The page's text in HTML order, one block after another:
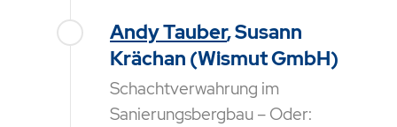
Andy Tauber, Susann
Krächan (Wismut GmbH)
Schachtverwahrung im
Sanierungsbergbau – Oder: